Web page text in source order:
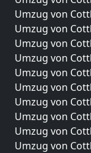
Umzug von
Umzug von
Umzug von
Umzug von
Umzug von
Umzug von
Umzug von
Umzug von
Umzug von
Umzug von